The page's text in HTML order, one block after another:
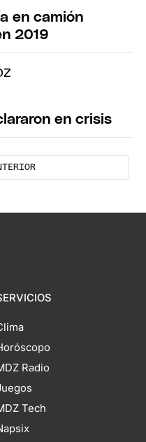
en camión
2019
en crisis
Radio
Tech